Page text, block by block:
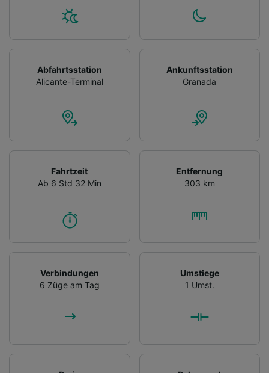
Abfahrtsstation
Alicante-Terminal
Ankunftsstation
Granada
Fahrtzeit
Ab 6 Std 32 Min
Entfernung
303 km
Verbindungen
6 Züge am Tag
Umstiege
1 Umst.